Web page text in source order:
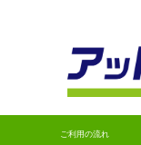
ご利用の流れ